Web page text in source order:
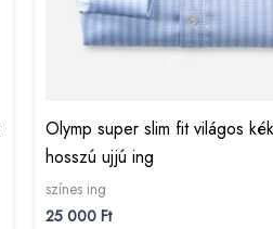
Olymp super slim fit világos
hosszú ujjú ing
színes ing
25 000 Ft